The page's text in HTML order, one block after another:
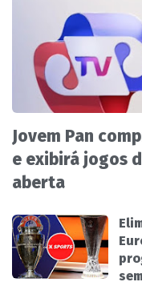
Jovem Pan
e exibirá jogos
aberta